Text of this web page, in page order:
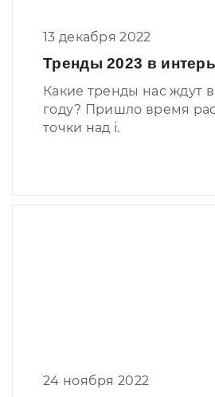
13 декабря 2022
Тренды 2023 в
Какие тренды нас ждут
году? Пришло время
точки над i.
24 ноября 2022